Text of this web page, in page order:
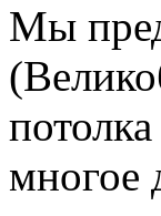
Мы
многое